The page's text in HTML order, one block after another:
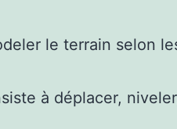
le terrain selon
à déplacer,